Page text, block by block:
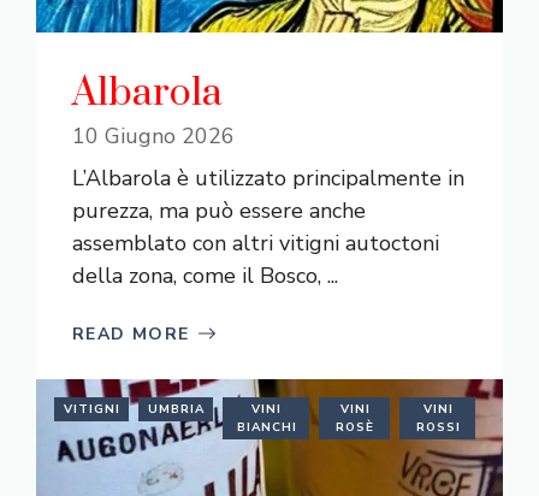
Albarola
10 Giugno 2026
L’Albarola è utilizzato principalmente in
purezza, ma può essere anche
assemblato con altri vitigni autoctoni
della zona, come il Bosco, ...
READ MORE
VITIGNI UMBRIA
VINI
BIANCHI
VINI
ROSÈ
VINI
ROSSI